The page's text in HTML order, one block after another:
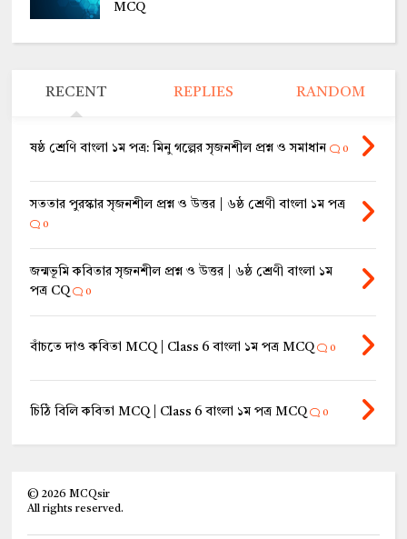
MCQ
RECENT REPLIES RANDOM
ষষ্ঠ শ্রেণি বাংলা ১ম পত্র: মিনু গল্পের সৃজনশীল প্রশ্ন ও সমাধান 0
সততার পুরস্কার সৃজনশীল প্রশ্ন ও উত্তর | ৬ষ্ঠ শ্রেণী বাংলা ১ম পত্র
0
জন্মভূমি কবিতার সৃজনশীল প্রশ্ন ও উত্তর | ৬ষ্ঠ শ্রেণী বাংলা ১ম
পত্র CQ
0
বাঁচতে দাও কবিতা MCQ | Class 6 বাংলা ১ম পত্র MCQ 0
চিঠি বিলি কবিতা MCQ | Class 6 বাংলা ১ম পত্র MCQ 0
©2026 MCQsir
All rights reserved.